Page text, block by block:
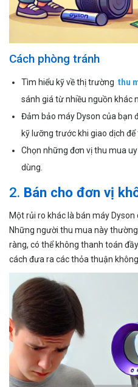
Cách phòng tránh
Tìm hiểu kỹ về thị trường thu
sánh giá từ nhiều nguồn khác
Đảm bảo máy Dyson của bạn
kỹ lưỡng trước khi giao dịch để
Chọn những đơn vị thu mua
dùng.
2. Bán cho đơn vị
Một rủi ro khác là bán máy Dyson
Những người thu mua này
ràng, có thể không thanh toán
cách đưa ra các thỏa thuận